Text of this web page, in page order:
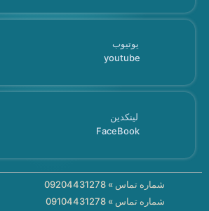
یوتیوب
youtube
لینکدین
FaceBook
شماره تماس » 09204431278
شماره تماس » 09104431278